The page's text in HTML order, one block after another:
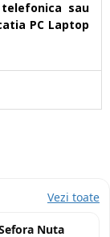
sau
PC Laptop
Vezi toate
Nuta